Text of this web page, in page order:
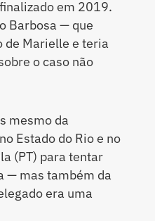
em 2019.
Barbosa — que
de Marielle e teria
o caso não
mesmo da
Estado do Rio e no
(PT) para tentar
— mas também da
era uma